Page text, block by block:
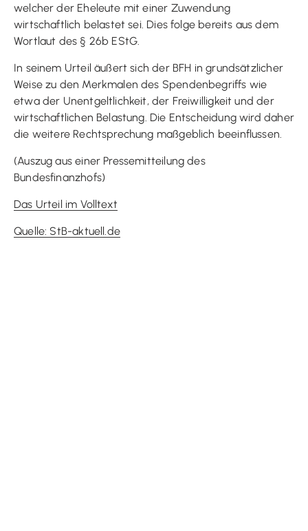
welcher der Eheleute mit einer Zuwendung
wirtschaftlich belastet sei. Dies folge bereits aus dem
Wortlaut des § 26b EStG.
In seinem Urteil äußert sich der BFH in grundsätzlicher
Weise zu den Merkmalen des Spendenbegriffs wie
etwa der Unentgeltlichkeit, der Freiwilligkeit und der
wirtschaftlichen Belastung. Die Entscheidung wird daher
die weitere Rechtsprechung maßgeblich beeinflussen.
(Auszug aus einer Pressemitteilung des
Bundesfinanzhofs)
Das Urteil im Volltext
Quelle: StB-aktuell.de